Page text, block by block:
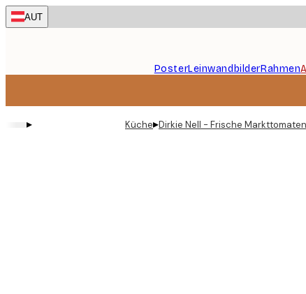
Skip
to
AUT
PosterLeinwandbilderRahmen
▸ Küche▸Dirkie Nell - Frische Markttomaten